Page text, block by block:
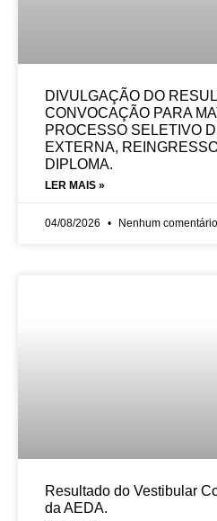
DIVULGAÇÃO DO
CONVOCAÇÃO PARA
PROCESSO SELETIVO
EXTERNA,
DIPLOMA.
LER MAIS »
04/08/2026 Nenhum comentário
Resultado do Vestibular
da AEDA.